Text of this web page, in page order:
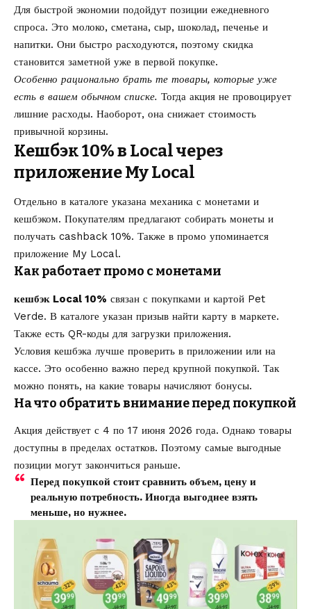
Для быстрой экономии подойдут позиции ежедневного
спроса. Это молоко, сметана, сыр, шоколад, печенье и
напитки. Они быстро расходуются, поэтому скидка
становится заметной уже в первой покупке.
Особенно рационально брать те товары, которые уже
есть в вашем обычном списке. Тогда акция не провоцирует
лишние расходы. Наоборот, она снижает стоимость
привычной корзины.
Кешбэк 10% в Local через
приложение My Local
Отдельно в каталоге указана механика с монетами и
кешбэком. Покупателям предлагают собирать монеты и
получать cashback 10%. Также в промо упоминается
приложение My Local.
Как работает промо с монетами
кешбэк Local 10% связан с покупками и картой Pet
Verde. В каталоге указан призыв найти карту в маркете.
Также есть QR-коды для загрузки приложения.
Условия кешбэка лучше проверить в приложении или на
кассе. Это особенно важно перед крупной покупкой. Так
можно понять, на какие товары начисляют бонусы.
На что обратить внимание перед покупкой
Акция действует с 4 по 17 июня 2026 года. Однако товары
доступны в пределах остатков. Поэтому самые выгодные
позиции могут закончиться раньше.
Перед покупкой стоит сравнить объем, цену и
реальную потребность. Иногда выгоднее взять
меньше, но нужнее.